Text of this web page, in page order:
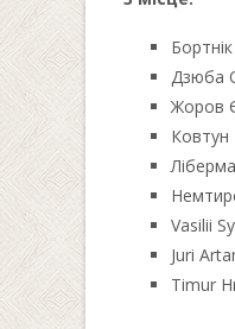
Дзюба
Жоров
Ковтун
Vasilii
Juri
Timur